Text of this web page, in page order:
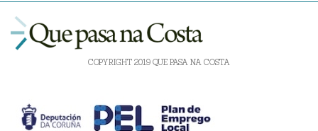
COPYRIGHT 2019 QUE PASA NA COSTA